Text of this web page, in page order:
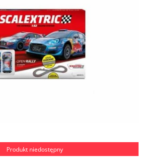
Produkt niedostępny